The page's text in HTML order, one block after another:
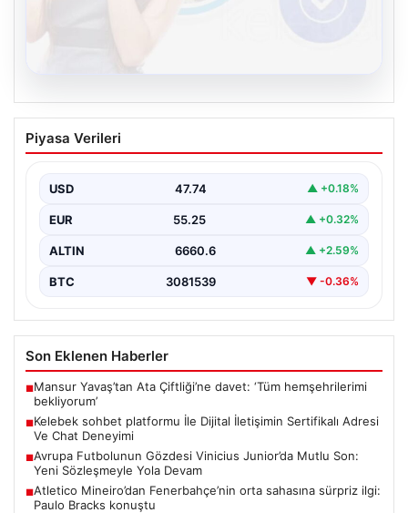
Kelebek sohbet platformu İle Dijital
İletişimin Sertifikalı Adresi Ve Chat
Sanal ortamında kullanıcıların güvenli bir biçimde iletişim
Piyasa Verileri
USD 47.74 ▲ +0.18%
EUR 55.25 ▲ +0.32%
ALTIN 6660.6 ▲ +2.59%
BTC 3081539 ▼ -0.36%
Son Eklenen Haberler
■Mansur Yavaş’tan Ata Çiftliği’ne davet: ‘Tüm hemşehrilerimi
bekliyorum’
■Kelebek sohbet platformu İle Dijital İletişimin Sertifikalı Adresi
Ve Chat Deneyimi
■Avrupa Futbolunun Gözdesi Vinicius Junior’da Mutlu Son:
Yeni Sözleşmeyle Yola Devam
■Atletico Mineiro’dan Fenerbahçe’nin orta sahasına sürpriz ilgi:
Paulo Bracks konuştu